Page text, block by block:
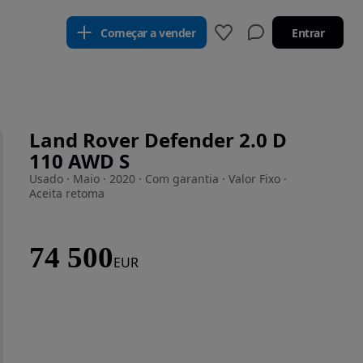
Começar a vender Entrar
Land Rover Defender 2.0 D
110 AWD S
Usado · Maio · 2020 · Com garantia · Valor Fixo ·
Aceita retoma
74 500EUR